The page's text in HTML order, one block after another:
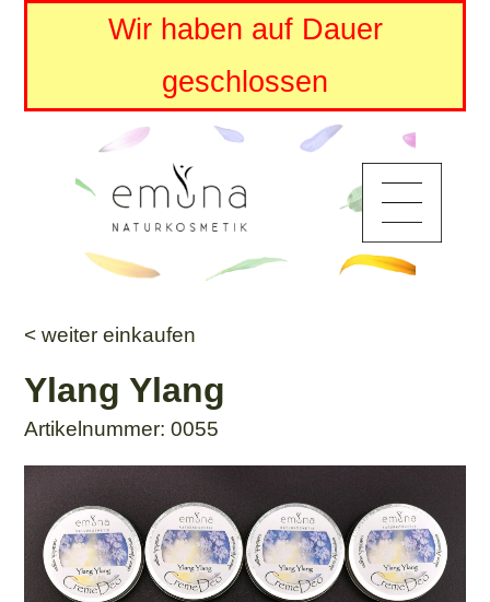
Wir haben auf Dauer
geschlossen
< weiter einkaufen
Ylang Ylang
Artikelnummer: 0055